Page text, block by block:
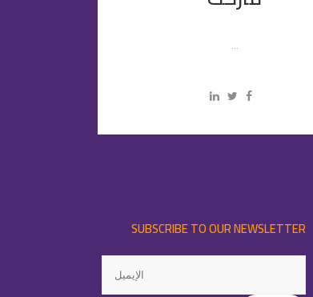
...
SUBSCRIBE TO OUR NEWSLETTER